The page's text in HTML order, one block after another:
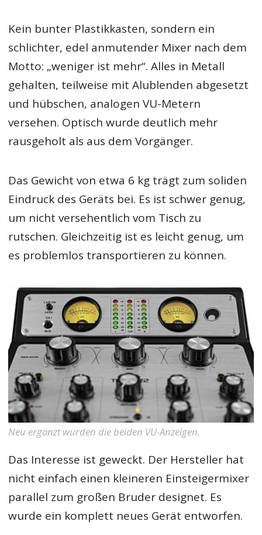
Kein bunter Plastikkasten, sondern ein
schlichter, edel anmutender Mixer nach dem
Motto: „weniger ist mehr“. Alles in Metall
gehalten, teilweise mit Alublenden abgesetzt
und hübschen, analogen VU-Metern
versehen. Optisch wurde deutlich mehr
rausgeholt als aus dem Vorgänger.
Das Gewicht von etwa 6 kg trägt zum soliden
Eindruck des Geräts bei. Es ist schwer genug,
um nicht versehentlich vom Tisch zu
rutschen. Gleichzeitig ist es leicht genug, um
es problemlos transportieren zu können.
Neu ergänzt wurden die beiden VU-Anzeigen.
Das Interesse ist geweckt. Der Hersteller hat
nicht einfach einen kleineren Einsteigermixer
parallel zum großen Bruder designet. Es
wurde ein komplett neues Gerät entworfen.